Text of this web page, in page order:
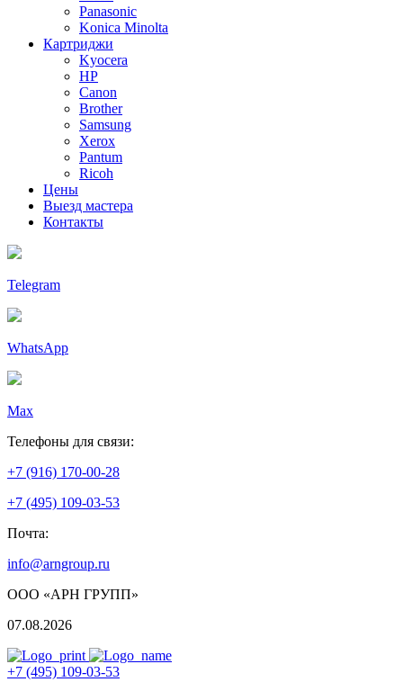
Panasonic
Konica Minolta
Картриджи
Kyocera
HP
Canon
Brother
Samsung
Xerox
Pantum
Ricoh
Цены
Выезд мастера
Контакты
Telegram
WhatsApp
Max
Телефоны для связи:
+7 (916) 170-00-28
+7 (495) 109-03-53
Почта:
info@arngroup.ru
ООО «АРН ГРУПП»
07.08.2026
+7 (495) 109-03-53